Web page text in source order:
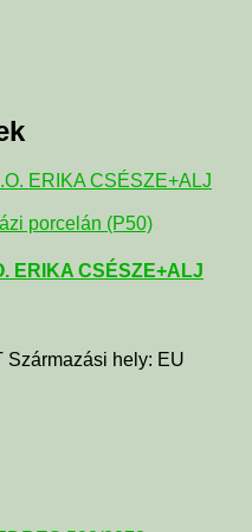
porcelán (P50)
ERIKA CSÉSZE+ALJ
Származási hely: EU